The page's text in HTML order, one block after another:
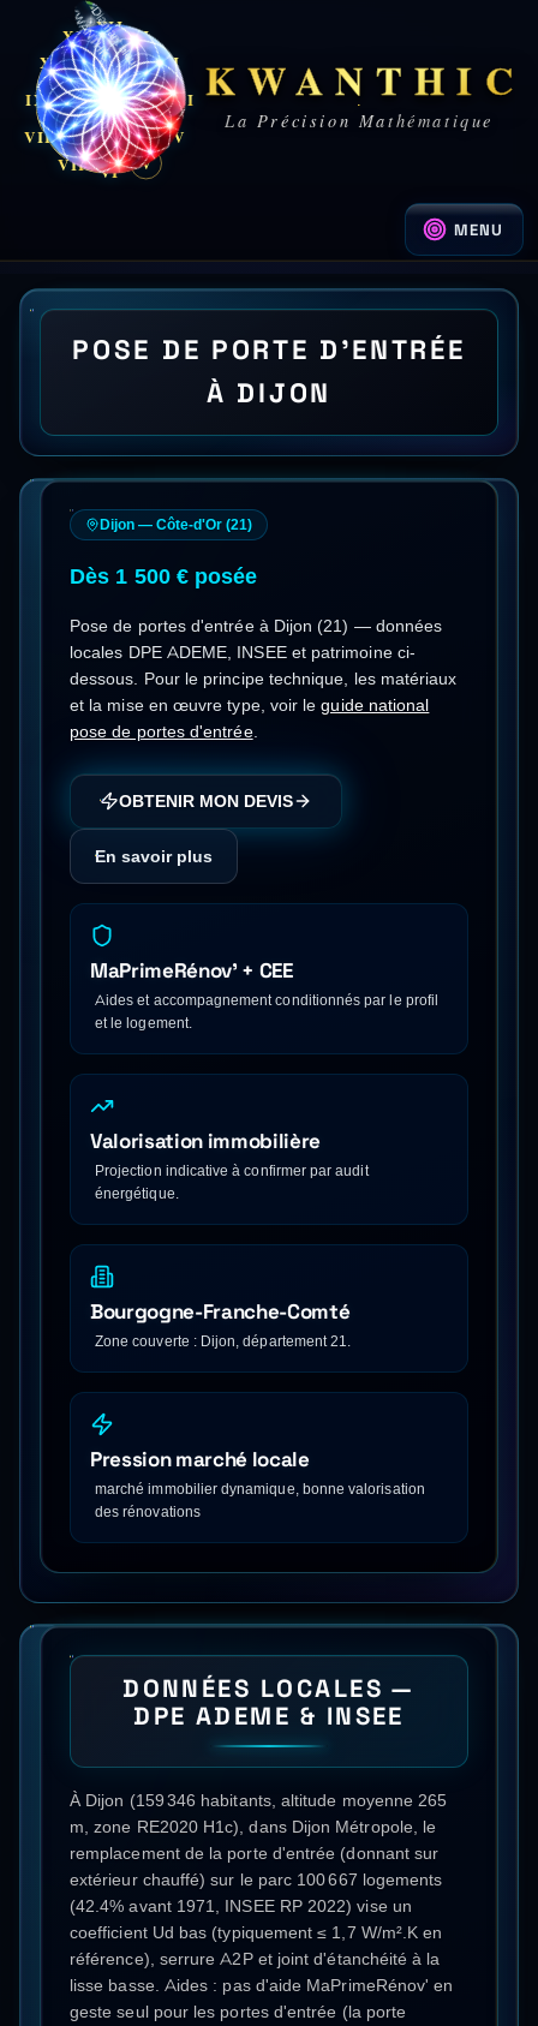
XII I
II
III
IV
V
V
VI
VII
VIII
IX
XI
KWANTHIC
La Précision Mathématique
MENU
POSE DE PORTE D'ENTRÉE
À DIJON
Dijon — Côte-d'Or (21)
Dès 1 500 € posée
Pose de portes d'entréeà Dijon (21) — données
locales DPE ADEME, INSEE et patrimoine ci-
dessous. Pour le principe technique, les matériaux
et la mise en œuvre type, voir le guide national
pose de portes d'entrée.
OBTENIR MON DEVIS
En savoir plus
MaPrimeRénov' + CEE
Aides et accompagnement conditionnés par le profil
et le logement.
Valorisation immobilière
Projection indicative à confirmer par audit
énergétique.
Bourgogne-Franche-Comté
Zone couverte : Dijon, département 21.
Pression marché locale
marché immobilier dynamique, bonne valorisation
des rénovations
DONNÉES LOCALES —
DPE ADEME & INSEE
À Dijon (159 346 habitants, altitude moyenne 265
m, zone RE2020 H1c), dans Dijon Métropole, le
remplacement de la porte d'entrée (donnant sur
extérieur chauffé) sur le parc 100 667 logements
(42.4% avant 1971, INSEE RP 2022) vise un
coefficient Ud bas (typiquement ≤ 1,7 W/m².K en
référence), serrure A2P et joint d'étanchéité à la
lisse basse. Aides : pas d'aide MaPrimeRénov' en
geste seul pour les portes d'entrée (la porte